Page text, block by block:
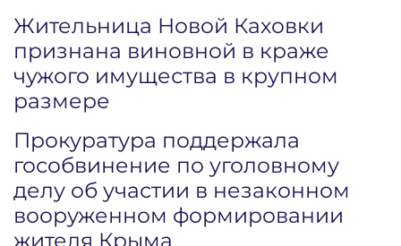
Жительница Новой Каховки
признана виновной в краже
чужого имущества в крупном
размере
Прокуратура поддержала
гособвинение по уголовному
делу об участии в незаконном
вооруженном формировании
жителя Крыма